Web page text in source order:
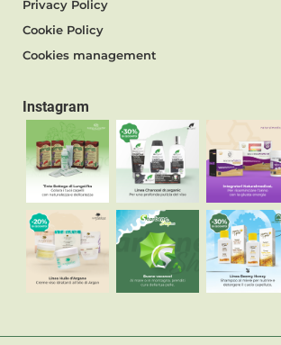
Privacy Policy
Cookie Policy
Cookies management
Instagram